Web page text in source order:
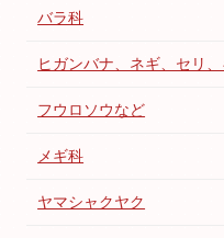
バラ科
ヒガンバナ、ネギ、セリ
フウロソウなど
メギ科
ヤマシャクヤク